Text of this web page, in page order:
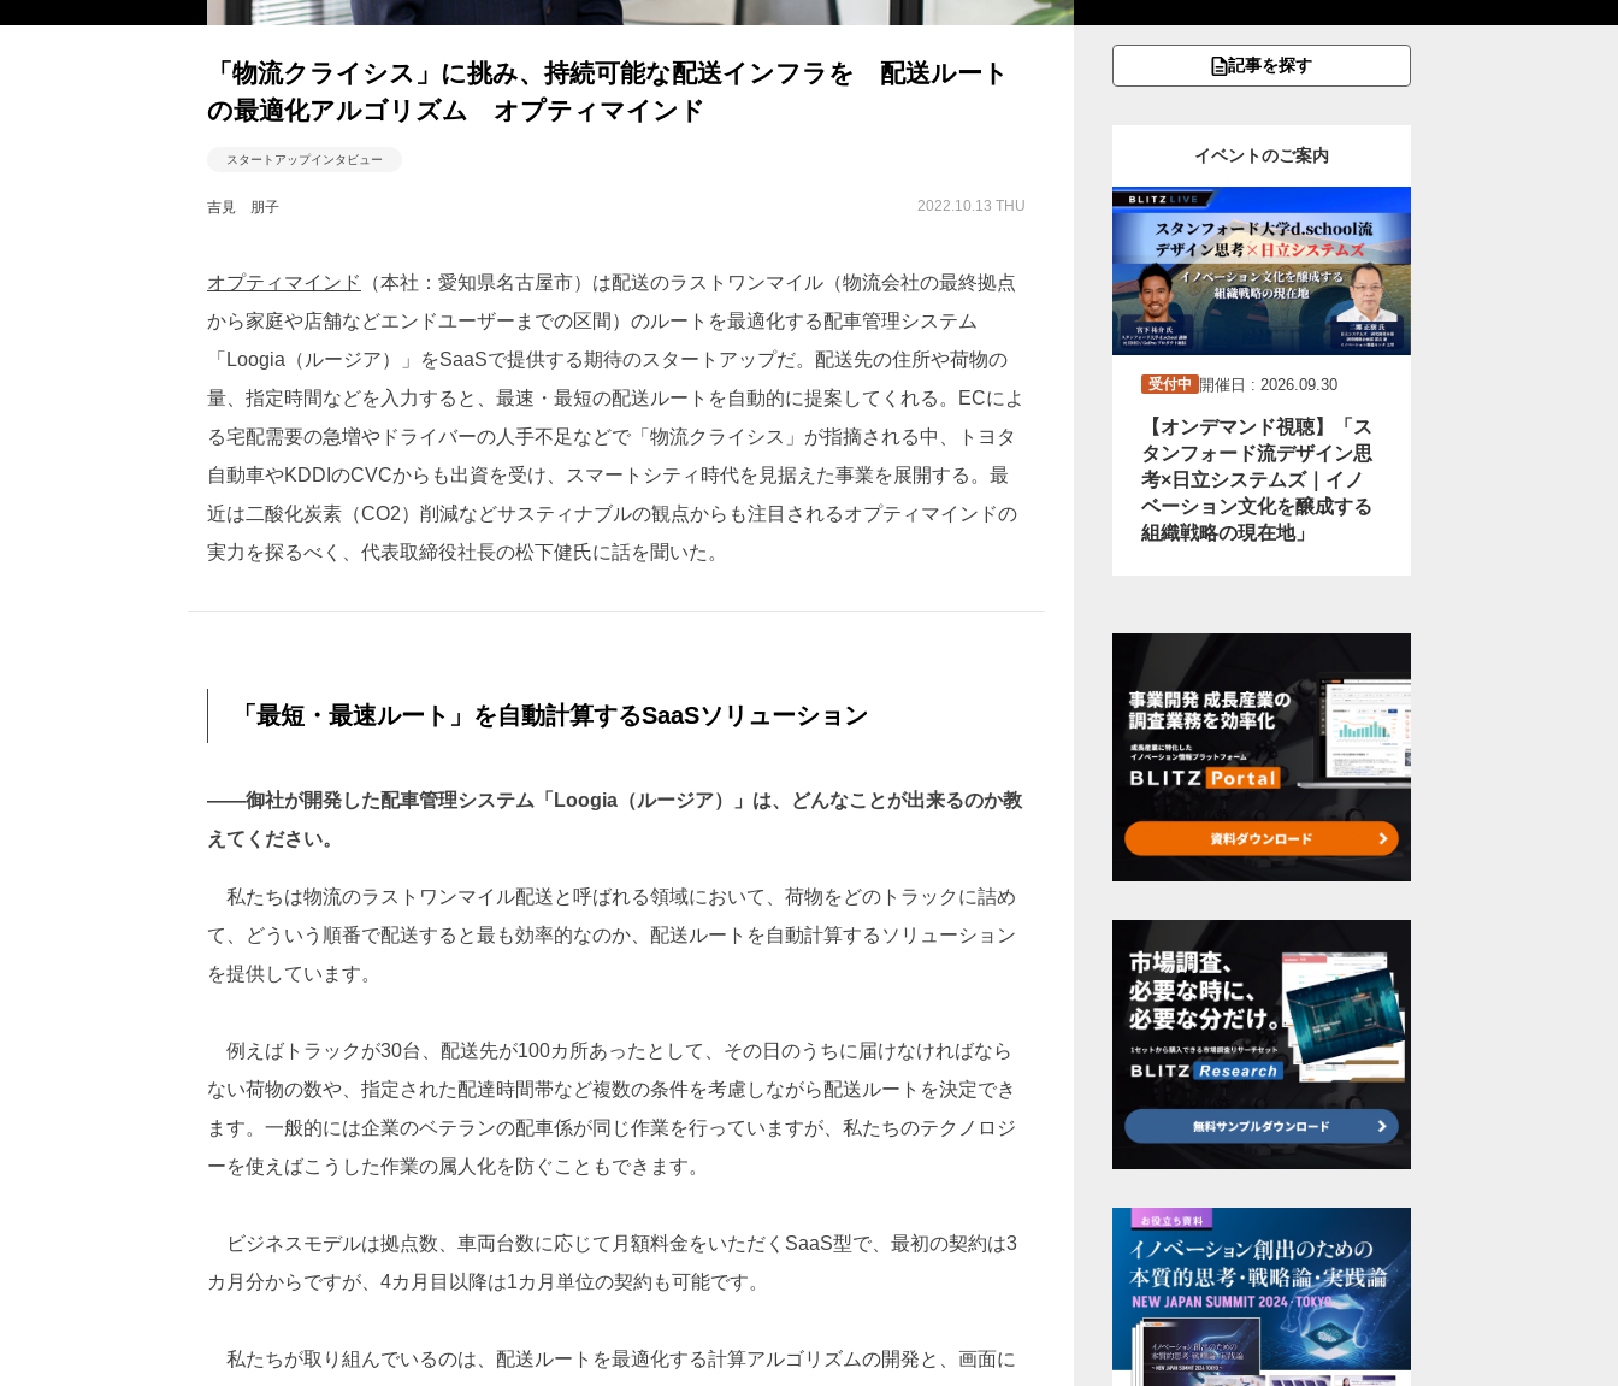
「物流クライシス」に挑み、持続可能な配送インフラを 配送ルート
の最適化アルゴリズム オプティマインド
スタートアップインタビュー
吉見 朋子 2022.10.13 THU
オプティマインド
（本社：愛知県名古屋市）は配送のラストワンマイル（物流会社の最終拠点
から家庭や店舗などエンドユーザーまでの区間）のルートを最適化する配車管理システム
「Loogia（ルージア）」をSaaSで提供する期待のスタートアップだ。配送先の住所や荷物の
量、指定時間などを入力すると、最速・最短の配送ルートを自動的に提案してくれる。ECによ
る宅配需要の急増やドライバーの人手不足などで「物流クライシス」が指摘される中、トヨタ
自動車やKDDIのCVCからも出資を受け、スマートシティ時代を見据えた事業を展開する。最
近は二酸化炭素（CO2）削減などサスティナブルの観点からも注目されるオプティマインドの
実力を探るべく、代表取締役社長の松下健氏に話を聞いた。
「最短・最速ルート」を自動計算するSaaSソリューション
――御社が開発した配車管理システム「Loogia（ルージア）」は、どんなことが出来るのか教
えてください。
私たちは物流のラストワンマイル配送と呼ばれる領域において、荷物をどのトラックに詰め
て、どういう順番で配送すると最も効率的なのか、配送ルートを自動計算するソリューション
を提供しています。
例えばトラックが30台、配送先が100カ所あったとして、その日のうちに届けなければなら
ない荷物の数や、指定された配達時間帯など複数の条件を考慮しながら配送ルートを決定でき
ます。一般的には企業のベテランの配車係が同じ作業を行っていますが、私たちのテクノロジ
ーを使えばこうした作業の属人化を防ぐこともできます。
ビジネスモデルは拠点数、車両台数に応じて月額料金をいただくSaaS型で、最初の契約は3
カ月分からですが、4カ月目以降は1カ月単位の契約も可能です。
私たちが取り組んでいるのは、配送ルートを最適化する計算アルゴリズムの開発と、画面に
記事を探す
イベントのご案内
受付中 開催日 : 2026.09.30
【オンデマンド視聴】「ス
タンフォード流デザイン思
考×日立システムズ｜イノ
ベーション文化を醸成する
組織戦略の現在地」